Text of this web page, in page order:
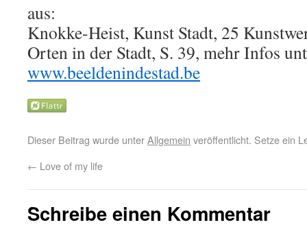
aus:
Knokke-Heist, Kunst Stadt, 25
Orten in der Stadt, S. 39, mehr Infos
www.beeldenindestad.be
Dieser Beitrag wurde unterAllgemein veröffentlicht. Setze ein
← Love of my life
Schreibe einen Kommentar